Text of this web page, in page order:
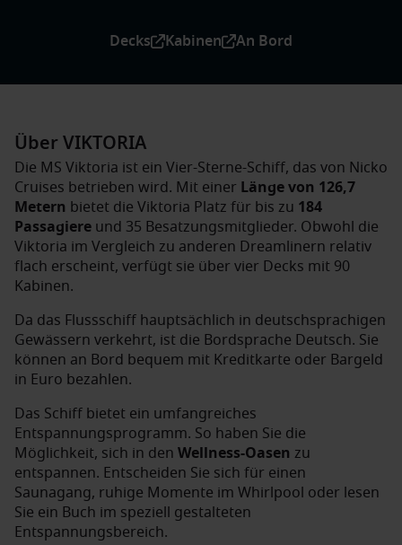
Decks Kabinen An Bord
Über VIKTORIA
Die MS Viktoria ist ein Vier-Sterne-Schiff, das von Nicko
Cruises betrieben wird. Mit einer Länge von 126,7
Metern bietet die Viktoria Platz für bis zu 184
Passagiere und 35 Besatzungsmitglieder. Obwohl die
Viktoria im Vergleich zu anderen Dreamlinern relativ
flach erscheint, verfügt sie über vier Decks mit 90
Kabinen.
Da das Flussschiff hauptsächlich in deutschsprachigen
Gewässern verkehrt, ist die Bordsprache Deutsch. Sie
können an Bord bequem mit Kreditkarte oder Bargeld
in Euro bezahlen.
Das Schiff bietet ein umfangreiches
Entspannungsprogramm. So haben Sie die
Möglichkeit, sich in den Wellness-Oasen zu
entspannen. Entscheiden Sie sich für einen
Saunagang, ruhige Momente im Whirlpool oder lesen
Sie ein Buch im speziell gestalteten
Entspannungsbereich.